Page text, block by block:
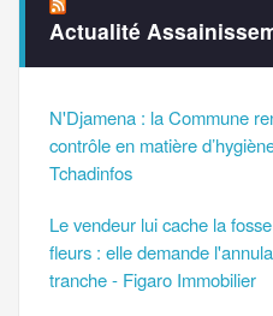
Actualité
N'Djamena : la Commune
contrôle en matière
Tchadinfos
Le vendeur lui cache la
fleurs : elle demande
tranche - Figaro Immobilier